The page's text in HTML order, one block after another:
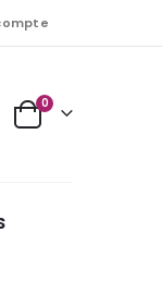
Cart
0Articles